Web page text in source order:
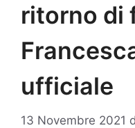
ritorno di
ufficiale
13 Novembre 2021